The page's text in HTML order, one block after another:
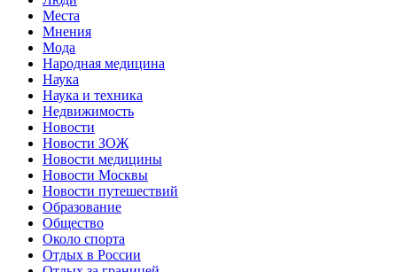
Места
Мнения
Мода
Народная медицина
Наука
Наука и техника
Недвижимость
Новости
Новости ЗОЖ
Новости медицины
Новости Москвы
Новости путешествий
Образование
Общество
Около спорта
Отдых в России